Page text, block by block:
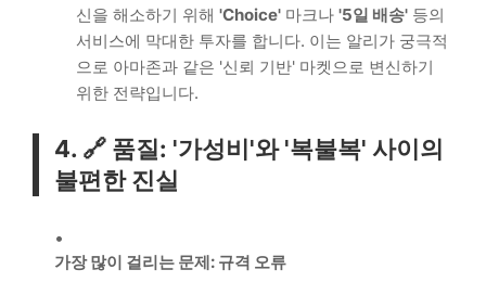
신을 해소하기 위해 'Choice' 마크나 '5일 배송' 등의
서비스에 막대한 투자를 합니다. 이는 알리가 궁극적
으로 아마존과 같은 '신뢰 기반' 마켓으로 변신하기
위한 전략입니다.
4. 🔗 품질: '가성비'와 '복불복' 사이의
불편한 진실
가장 많이 걸리는 문제: 규격 오류